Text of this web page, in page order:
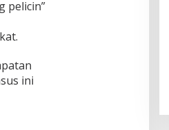
pelicin”
ini
Istana Dibuka,
Nasional